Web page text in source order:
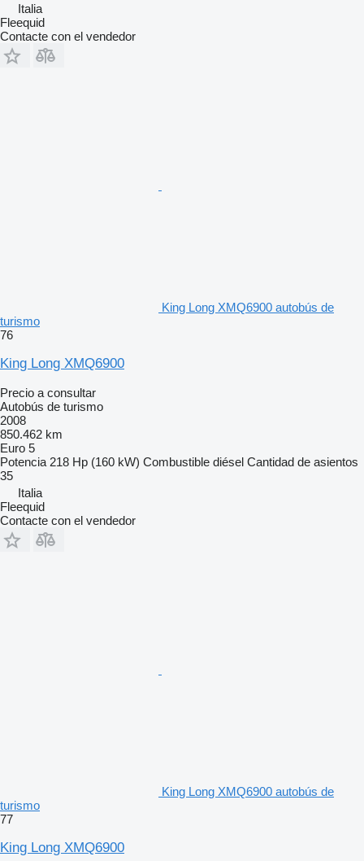
Italia
Fleequid
Contacte con el vendedor
King Long XMQ6900 autobús de
turismo
76
King Long XMQ6900
Precio a consultar
Autobús de turismo
2008
850.462 km
Euro 5
Potencia 218 Hp (160 kW) Combustible diésel Cantidad de asientos
35
Italia
Fleequid
Contacte con el vendedor
King Long XMQ6900 autobús de
turismo
77
King Long XMQ6900